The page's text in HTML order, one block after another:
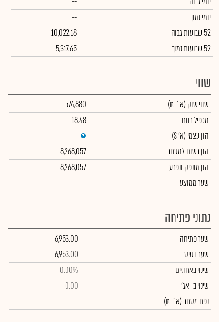
יומי נמוך
--
52 שבועות גבוה
10,022.18
52 שבועות נמוך
5,317.65
שווי
שווי שוק (א` ₪)
574,880
מכפיל רווח
18.48
הון עצמי (א' $)
הון רשום למסחר
8,268,057
הון מונפק ונפרע
8,268,057
שער ממוצע
--
נתוני פתיחה
שער פתיחה
6,953.00
שער בסיס
6,953.00
שינוי באחוזים
0.00%
שינויב- אג'
0.00
נפח מסחר(א` ₪)